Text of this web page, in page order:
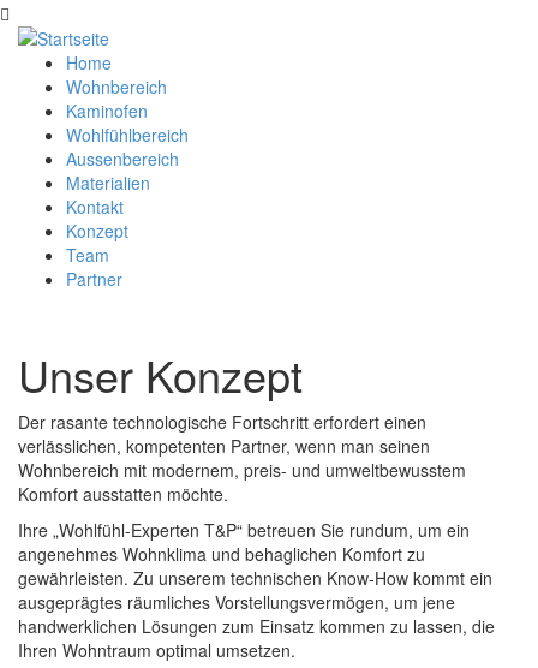
Direkt zum Inhalt
Hauptmenü
Home
Wohnbereich
Kaminofen
Wohlfühlbereich
Aussenbereich
Materialien
Kontakt
Konzept
Team
Partner
Unser Konzept
Der rasante technologische Fortschritt erfordert einen
verlässlichen, kompetenten Partner, wenn man seinen
Wohnbereich mit modernem, preis- und umweltbewusstem
Komfort ausstatten möchte.
Ihre „Wohlfühl-Experten T&P“ betreuen Sie rundum, um ein
angenehmes Wohnklima und behaglichen Komfort zu
gewährleisten. Zu unserem technischen Know-How kommt ein
ausgeprägtes räumliches Vorstellungsvermögen, um jene
handwerklichen Lösungen zum Einsatz kommen zu lassen, die
Ihren Wohntraum optimal umsetzen.